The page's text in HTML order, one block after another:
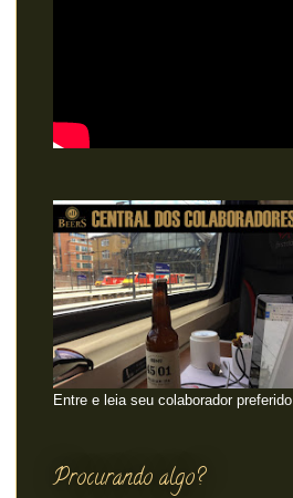
Entre e leia seu colaborador preferido
Procurando algo?